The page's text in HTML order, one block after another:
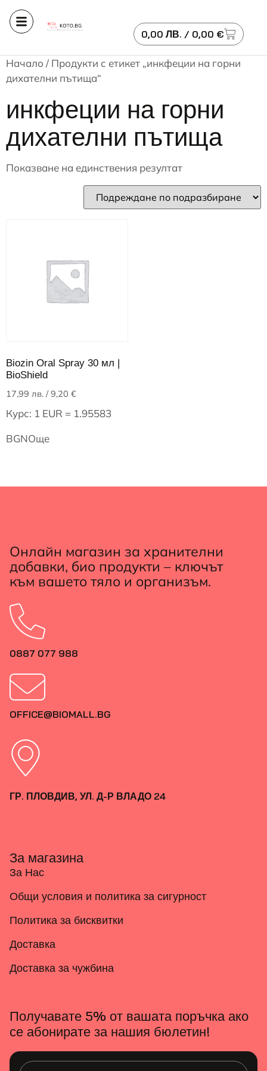
0,00 ЛВ. / 0,00 €
Начало / Продукти с етикет „инкфеции на горни
дихателни пътища“
инкфеции на горни
дихателни пътища
Показване на единствения резултат
Biozin Oral Spray 30 мл |
BioShield
17,99 лв. / 9,20 €
Курс: 1 EUR = 1.95583
BGNОще
Онлайн магазин за хранителни
добавки, био продукти – ключът
към вашето тяло и организъм.
0887 077 988
OFFICE@BIOMALL.BG
ГР. ПЛОВДИВ, УЛ. Д-Р ВЛАДО 24
За магазина
За Нас
Общи условия и политика за сигурност
Политика за бисквитки
Доставка
Доставка за чужбина
Получавате 5% от вашата поръчка ако
се абонирате за нашия бюлетин!